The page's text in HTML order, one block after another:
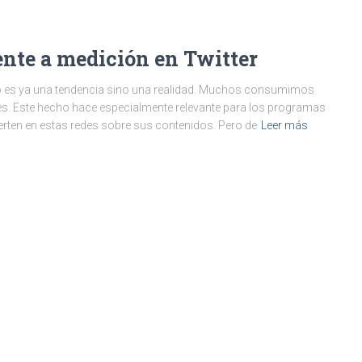
a medición en Twitter
ya una tendencia sino una realidad. Muchos consumimos
Este hecho hace especialmente relevante para los programas
en estas redes sobre sus contenidos. Pero de
Leer más